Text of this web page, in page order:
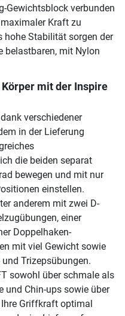
Gewichtsblock verbunden
Kraft zu
hohe Stabilität sorgen der
belastbaren, mit Nylon
mit der Inspire
verschiedener
in der Lieferung
die beiden separat
bewegen und mit nur
einstellen.
anderem mit zwei D-
einer
Doppelhaken-
mit viel Gewicht sowie
Trizepsübungen.
sowohl über schmale als
und Chin-ups sowie über
Griffkraft optimal